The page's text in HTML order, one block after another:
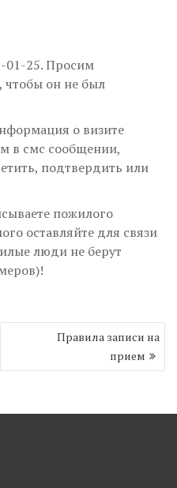
01-25. Просим
чтобы он не был
о визите
в смс сообщении,
подтвердить или
пожилого
оставляйте для связи
люди не берут
Правила записи на
прием